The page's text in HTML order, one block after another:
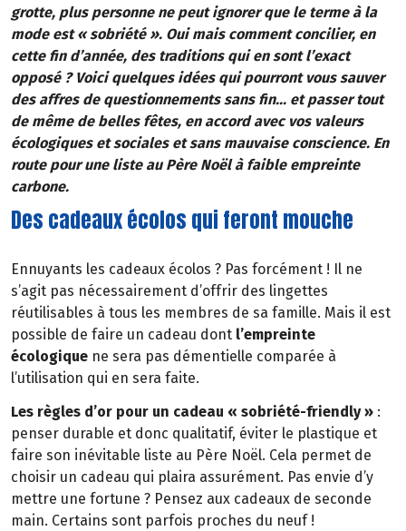
grotte, plus personne ne peut ignorer que le terme à la
mode est « sobriété ». Oui mais comment concilier, en
cette fin d’année, des traditions qui en sont l’exact
opposé ? Voici quelques idées qui pourront vous sauver
des affres de questionnements sans fin... et passer tout
de même de belles fêtes, en accord avec vos valeurs
écologiques et sociales et sans mauvaise conscience. En
route pour une liste au Père Noël à faible empreinte
carbone.
Des cadeaux écolos qui feront mouche
Ennuyants les cadeaux écolos ? Pas forcément ! Il ne
s’agit pas nécessairement d’offrir des lingettes
réutilisables à tous les membres de sa famille. Mais il est
possible de faire un cadeau dont l’empreinte
écologique ne sera pas démentielle comparée à
l’utilisation qui en sera faite.
Les règles d’or pour un cadeau « sobriété-friendly » :
penser durable et donc qualitatif, éviter le plastique et
faire son inévitable liste au Père Noël. Cela permet de
choisir un cadeau qui plaira assurément. Pas envie d’y
mettre une fortune ? Pensez aux cadeaux de seconde
main. Certains sont parfois proches du neuf !